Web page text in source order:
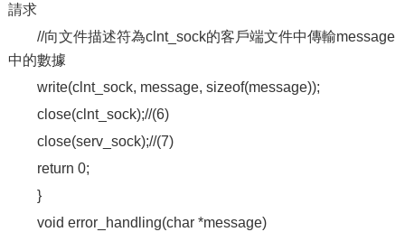
請求
//向文件描述符為clnt_sock的客戶端文件中傳輸message
中的數據
write(clnt_sock, message, sizeof(message));
close(clnt_sock);//(6)
close(serv_sock);//(7)
return 0;
}
void error_handling(char *message)